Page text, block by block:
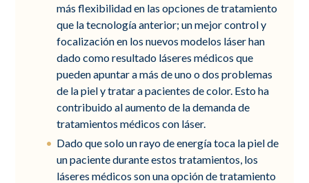
más flexibilidad en las opciones de tratamiento
que la tecnología anterior; un mejor control y
focalización en los nuevos modelos láser han
dado como resultado láseres médicos que
pueden apuntar a más de uno o dos problemas
de la piel y tratar a pacientes de color. Esto ha
contribuido al aumento de la demanda de
tratamientos médicos con láser.
Dado que solo un rayo de energía toca la piel de
un paciente durante estos tratamientos, los
láseres médicos son una opción de tratamiento